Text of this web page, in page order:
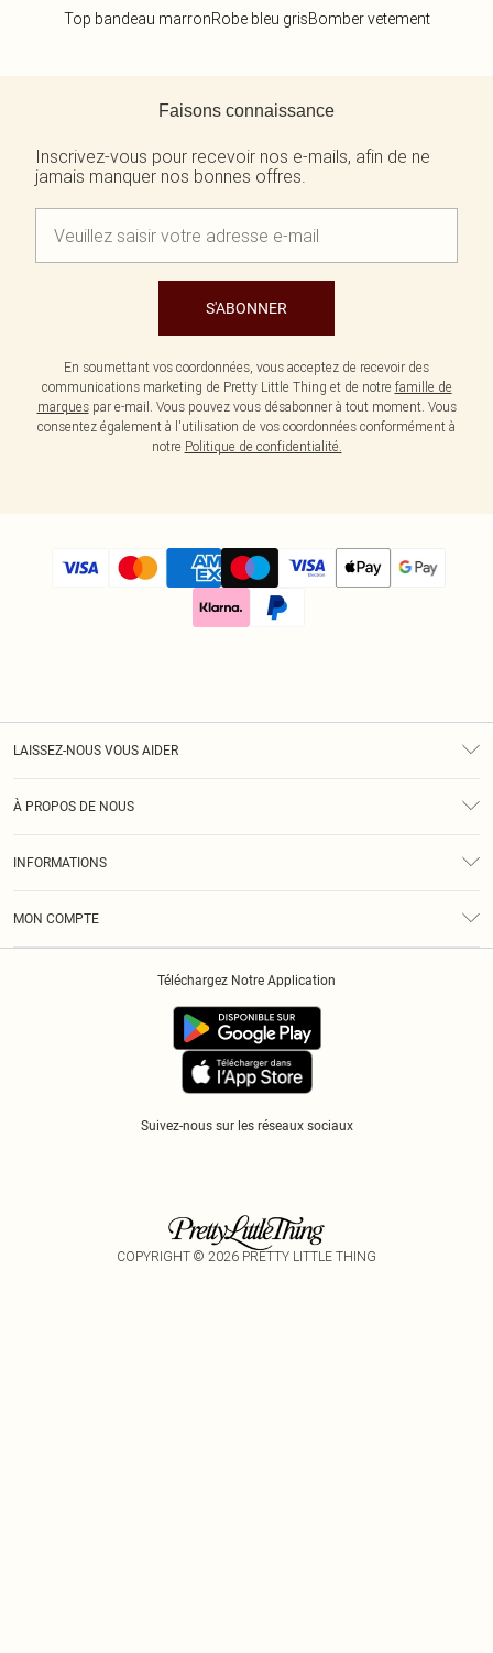
Top bandeau marronRobe bleu grisBomber vetement
Faisons connaissance
Inscrivez-vous pour recevoir nos e-mails, afin de ne
jamais manquer nos bonnes offres.
S'ABONNER
En soumettant vos coordonnées, vous acceptez de recevoir des
communications marketing de Pretty Little Thing et de notre famille de
marquespar e-mail. Vous pouvez vous désabonner à tout moment. Vous
consentez également à l'utilisation de vos coordonnées conformément à
notre Politique de confidentialité.
LAISSEZ-NOUS VOUS AIDER
À PROPOS DE NOUS
INFORMATIONS
MON COMPTE
Suivez-nous sur les réseaux sociaux
Téléchargez Notre Application
COPYRIGHT © 2026 PRETTY LITTLE THING